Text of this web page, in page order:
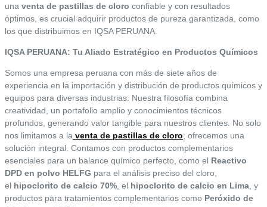
una venta de pastillas de cloro confiable y con resultados
óptimos, es crucial adquirir productos de pureza garantizada, como
los que distribuimos en IQSA PERUANA.
IQSA PERUANA: Tu Aliado Estratégico en Productos Químicos
Somos una empresa peruana con más de siete años de
experiencia en la importación y distribución de productos químicos y
equipos para diversas industrias. Nuestra filosofía combina
creatividad, un portafolio amplio y conocimientos técnicos
profundos, generando valor tangible para nuestros clientes. No solo
nos limitamos a la venta de pastillas de cloro; ofrecemos una
solución integral. Contamos con productos complementarios
esenciales para un balance químico perfecto, como el Reactivo
DPD en polvo HELFG para el análisis preciso del cloro,
el hipoclorito de calcio 70%, el hipoclorito de calcio en Lima, y
productos para tratamientos complementarios como Peróxido de